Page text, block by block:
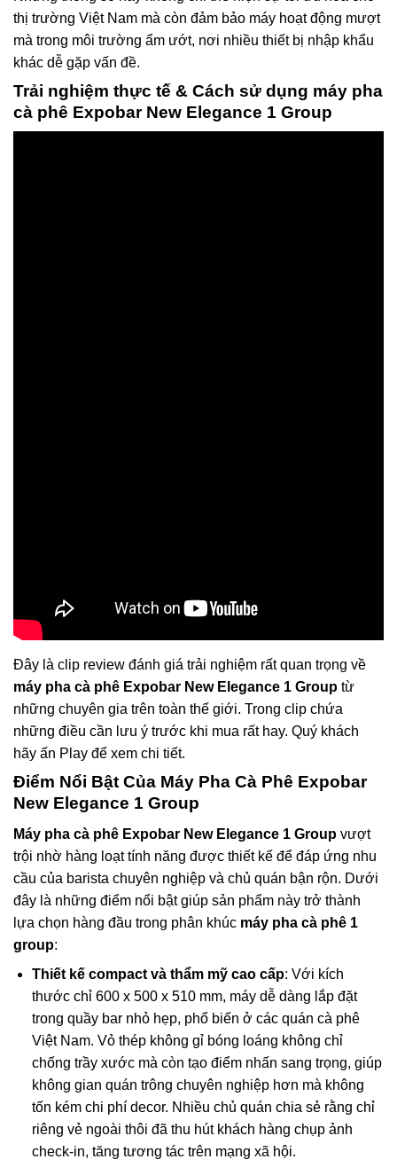
thị trường Việt Nam mà còn đảm bảo máy hoạt động mượt
mà trong môi trường ẩm ướt, nơi nhiều thiết bị nhập khẩu
khác dễ gặp vấn đề.
Trải nghiệm thực tế & Cách sử dụng máy pha
cà phê Expobar New Elegance 1 Group
Đây là clip review đánh giá trải nghiệm rất quan trọng về
máy pha cà phê Expobar New Elegance 1 Group từ
những chuyên gia trên toàn thế giới. Trong clip chứa
những điều cần lưu ý trước khi mua rất hay. Quý khách
hãy ấn Play để xem chi tiết.
Điểm Nổi Bật Của Máy Pha Cà Phê Expobar
New Elegance 1 Group
Máy pha cà phê Expobar New Elegance 1 Group vượt
trội nhờ hàng loạt tính năng được thiết kế để đáp ứng nhu
cầu của barista chuyên nghiệp và chủ quán bận rộn. Dưới
đây là những điểm nổi bật giúp sản phẩm này trở thành
lựa chọn hàng đầu trong phân khúc máy pha cà phê 1
group:
Thiết kế compact và thẩm mỹ cao cấp: Với kích
thước chỉ 600 x 500 x 510 mm, máy dễ dàng lắp đặt
trong quầy bar nhỏ hẹp, phổ biến ở các quán cà phê
Việt Nam. Vỏ thép không gỉ bóng loáng không chỉ
chống trầy xước mà còn tạo điểm nhấn sang trọng, giúp
không gian quán trông chuyên nghiệp hơn mà không
tốn kém chi phí decor. Nhiều chủ quán chia sẻ rằng chỉ
riêng vẻ ngoài thôi đã thu hút khách hàng chụp ảnh
check-in, tăng tương tác trên mạng xã hội.